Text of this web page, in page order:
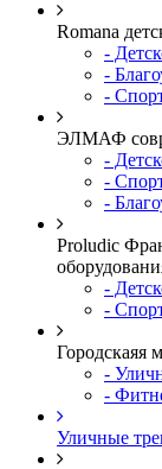
Romana
-
-
-
ЭЛМАФ
-
-
-
Proludic
-
-
Городскаяя
-
-
Уличные